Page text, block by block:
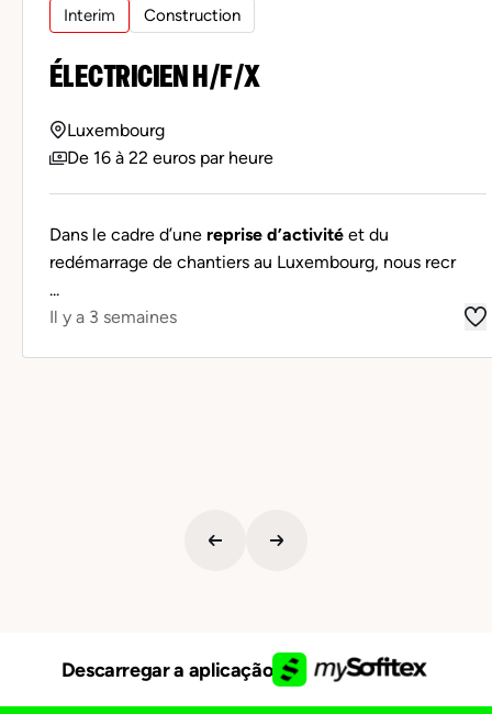
Interim Construction
ÉLECTRICIEN H/F/X
Luxembourg
De 16 à 22 euros par heure
Dans le cadre d’une reprise d’activité et du
redémarrage de chantiers au Luxembourg, nous recr
...
Il y a 3 semaines
Descarregar a aplicação